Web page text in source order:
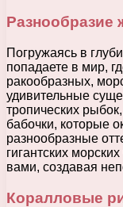
Разнообразие
Погружаясь в
попадаете в мир,
ракообразных,
удивительные
тропических
бабочки, которые
разнообразные
гигантских
вами, создавая
Коралловые